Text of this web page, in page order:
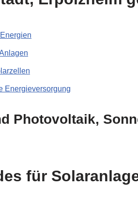
Energieversorgung
Photovoltaik,
für